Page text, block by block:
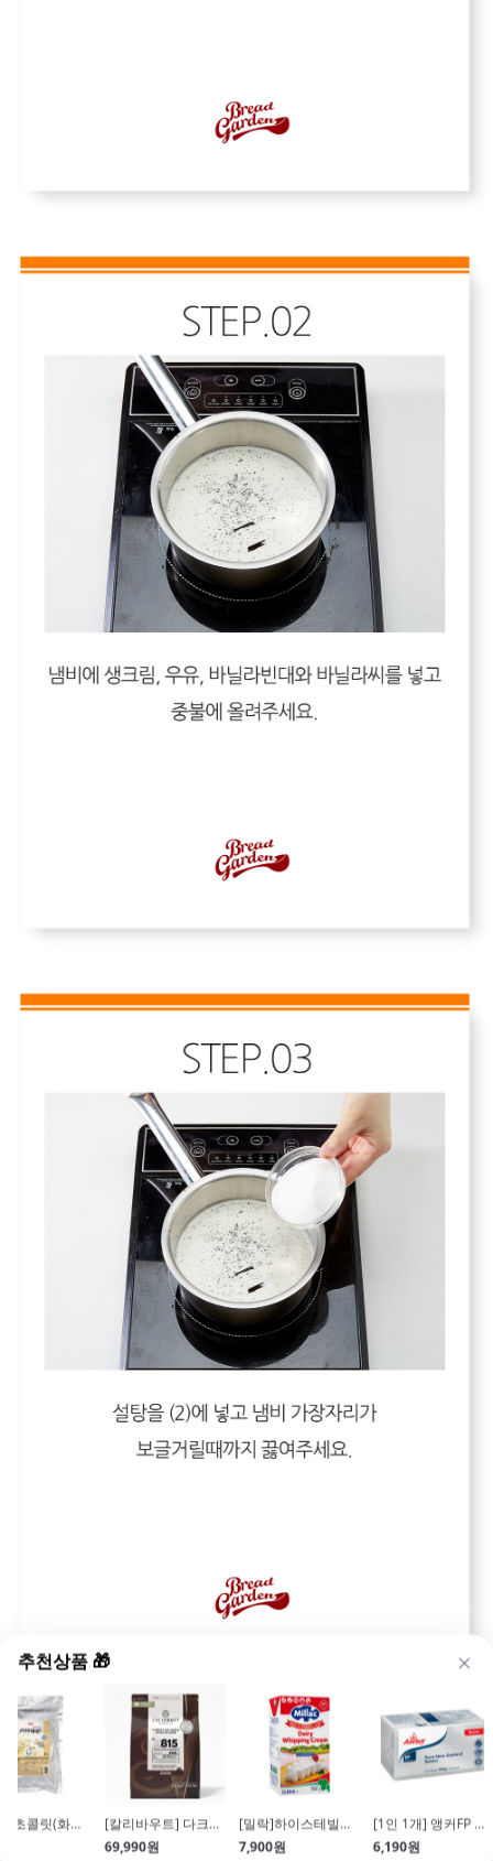
추천상품 🎁
코팅용 초콜릿(화이트\/500g)
[칼리바우트] 다크커버춰초콜릿57.9% 2815 (2.5kg\/커버처)
69,990원
[밀락]하이스테빌리티 동물성 휘핑크림(1L\/35%)
7,900원
[1인 1개] 앵커FP 무염버터(454g) 특가EVENT!
6,190원